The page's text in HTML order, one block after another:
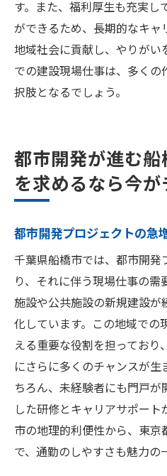
す。また、福利厚生も充実し
ができるため、長期的なキャ
地域社会に貢献し、やりが
での建設現場仕事は、多く
択肢となるでしょう。
都市開発が進む
を求めるなら今が
都市開発プロジェクトの急
千葉県船橋市では、都市開
り、それに伴う現場仕事の需
施設や公共施設の新規建設
化しています。この地域での
える重要な役割を担ってお
にさらに多くのチャンスが生
ちろん、未経験者にも門戸が
した研修とキャリアサポー
市の地理的利便性から、東京
で、通勤のしやすさも魅力の